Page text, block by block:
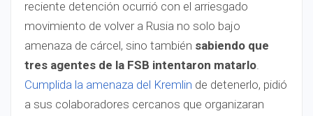
reciente detención ocurrió con el arriesgado
movimiento de volver a Rusia no solo bajo
amenaza de cárcel, sino también sabiendo que
tres agentes de la FSB intentaron matarlo.
Cumplida la amenaza del Kremlin de detenerlo, pidió
a sus colaboradores cercanos que organizaran